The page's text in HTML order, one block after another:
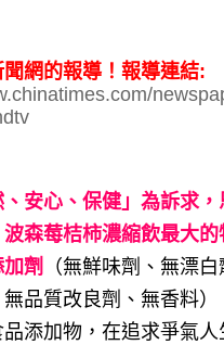
網的報導！報導連結:
安心、保健」為訴求
森莓桔柿濃縮飲最大
劑
（無鮮味劑、無漂
品質改良劑、無香料
添加物，在追求爭氣